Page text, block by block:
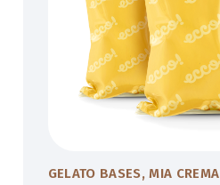
GELATO BASES,MIA CREMA